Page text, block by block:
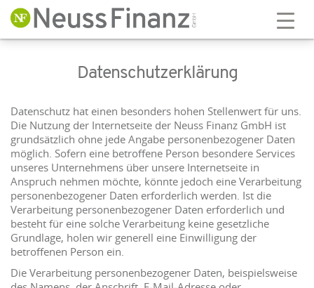
Datenschutzerklärung
Datenschutz hat einen besonders hohen Stellenwert für uns.
Die Nutzung der Internetseite der Neuss Finanz GmbH ist
grundsätzlich ohne jede Angabe personenbezogener Daten
möglich. Sofern eine betroffene Person besondere Services
unseres Unternehmens über unsere Internetseite in
Anspruch nehmen möchte, könnte jedoch eine Verarbeitung
personenbezogener Daten erforderlich werden. Ist die
Verarbeitung personenbezogener Daten erforderlich und
besteht für eine solche Verarbeitung keine gesetzliche
Grundlage, holen wir generell eine Einwilligung der
betroffenen Person ein.
Die Verarbeitung personenbezogener Daten, beispielsweise